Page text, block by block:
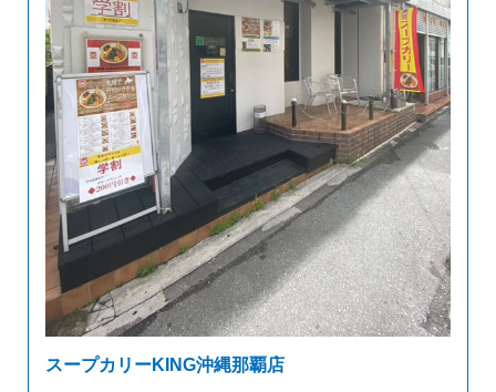
スープカリーKING沖縄那覇店